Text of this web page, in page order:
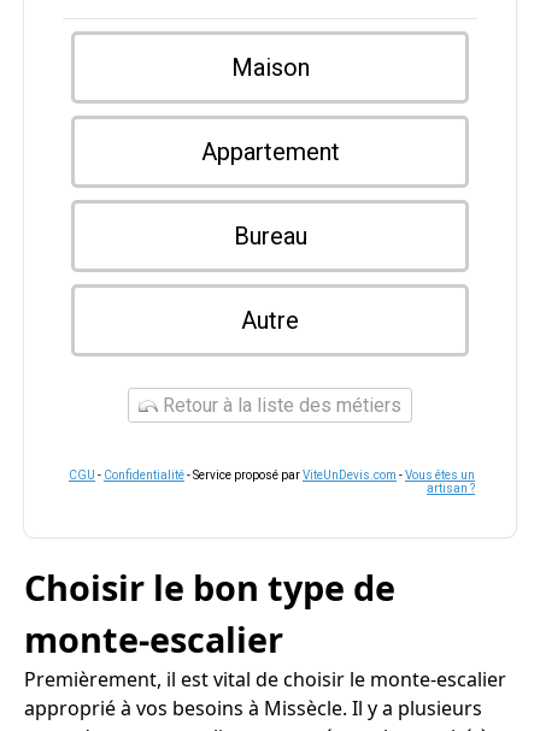
Maison
Appartement
Bureau
Autre
Retour à la liste des métiers
CGU - Confidentialité- Service proposé parViteUnDevis.com -Vous êtes un
artisan ?
Choisir le bon type de
monte-escalier
Premièrement, il est vital de choisir le monte-escalier
approprié à vos besoins à Missècle. Il y a plusieurs